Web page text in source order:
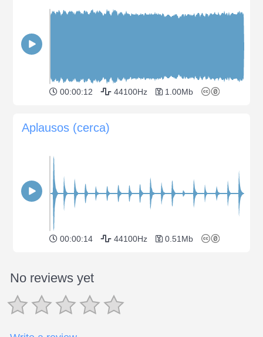
00:00:12 44100Hz 1.00Mb
Aplausos (cerca)
00:00:14 44100Hz 0.51Mb
No reviews yet